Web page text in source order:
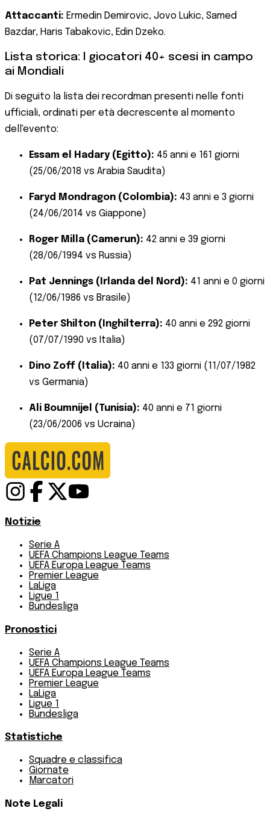
Attaccanti: Ermedin Demirovic, Jovo Lukic, Samed
Bazdar, Haris Tabakovic, Edin Dzeko.
Lista storica: I giocatori 40+ scesi in campo
ai Mondiali
Di seguito la lista dei recordman presenti nelle fonti
ufficiali, ordinati per età decrescente al momento
dell'evento:
Essam el Hadary (Egitto): 45 anni e 161 giorni
(25/06/2018 vs Arabia Saudita)
Faryd Mondragon (Colombia): 43 anni e 3 giorni
(24/06/2014 vs Giappone)
Roger Milla (Camerun): 42 anni e 39 giorni
(28/06/1994 vs Russia)
Pat Jennings (Irlanda del Nord): 41 anni e 0 giorni
(12/06/1986 vs Brasile)
Peter Shilton (Inghilterra): 40 anni e 292 giorni
(07/07/1990 vs Italia)
Dino Zoff (Italia): 40 anni e 133 giorni (11/07/1982
vs Germania)
Ali Boumnijel (Tunisia): 40 anni e 71 giorni
(23/06/2006 vs Ucraina)
Notizie
Serie A
UEFA Champions League Teams
UEFA Europa League Teams
Premier League
LaLiga
Ligue 1
Bundesliga
Pronostici
Serie A
UEFA Champions League Teams
UEFA Europa League Teams
Premier League
LaLiga
Ligue 1
Bundesliga
Statistiche
Squadre e classifica
Giornate
Marcatori
Note Legali